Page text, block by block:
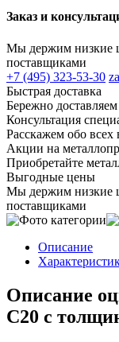
Заказ и
Мы держим низкие
поставщиками
+7 (495) 323-53-30
Быстрая доставка
Бережно
Консультация
Расскажем обо всех
Акции на
Приобретайте
Выгодные цены
Мы держим низкие
поставщиками
Описание
Описание
С20 с